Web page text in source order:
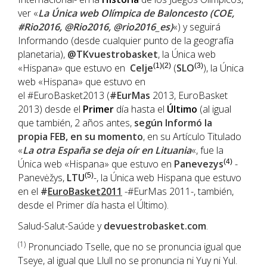
ver «La Única web Olímpica de Baloncesto (COE,
#Rio2016, @Rio2016, @rio2016_es)«) y seguirá
Informando (desde cualquier punto de la geografía
planetaria), @TKvuestrobasket, la Única web
«Hispana» que estuvo en Celje(1)(2) (SLO(3)), la Única
web «Hispana» que estuvo en
el #EuroBasket2013 (#EurMas 2013, EuroBasket
2013) desde el Primer día hasta el Último (al igual
que también, 2 años antes, según Informó la
propia FEB, en su momento, en su Artículo Titulado
«La otra España se deja oír en Lituania«, fue la
Única web «Hispana» que estuvo en Panevezys(4) -
Panevėžys, LTU(5)-, la Única web Hispana que estuvo
en el #EuroBasket2011 -#EurMas 2011-, también,
desde el Primer día hasta el Último).
Salud-Salut-Saúde ydevuestrobasket.com.
(1) Pronunciado Tselle, que no se pronuncia igual que
Tseye, al igual que Llull no se pronuncia ni Yuy ni Yul.